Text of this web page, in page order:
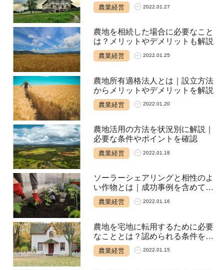
農業経営 2022.01.27
農地を相続した場合に必要なこと
は？メリットやデメリットも解説
農業経営 2022.01.25
農地所有適格法人とは｜設立方法
からメリットやデメリットを解説
農業経営 2022.01.20
農地活用の方法を状況別に解説｜
必要な条件やポイントを確認
農業経営 2022.01.18
ソーラーシェアリングと相性のよ
い作物とは｜成功事例を含めて解
説
農業経営 2022.01.16
農地を宅地に転用するために必要
なこととは？認められる条件を確
認
農業経営 2022.01.15